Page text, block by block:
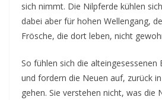
sich nimmt. Die Nilpferde kühlen
dabei aber für hohen Wellengang,
Frösche, die dort leben, nicht
So fühlen sich die alteingesessenen
und fordern die Neuen auf, zurück
gehen. Sie verstehen nicht, was die